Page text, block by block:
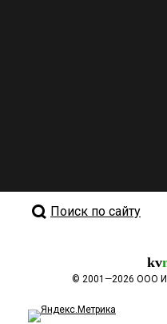
Поиск по сайту
kv
© 2001—2026 ООО